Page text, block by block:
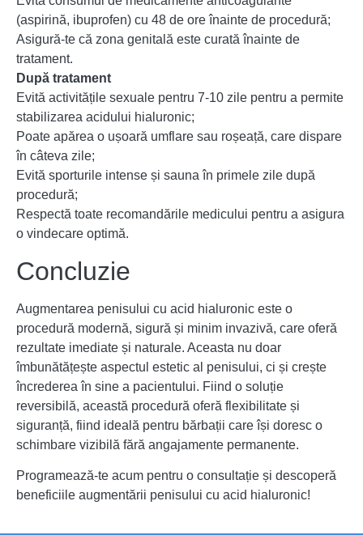
(aspirină, ibuprofen) cu 48 de ore înainte de procedură;
Asigură-te că zona genitală este curată înainte de
tratament.
După tratament
Evită activitățile sexuale pentru 7-10 zile pentru a permite
stabilizarea acidului hialuronic;
Poate apărea o ușoară umflare sau roșeață, care dispare
în câteva zile;
Evită sporturile intense și sauna în primele zile după
procedură;
Respectă toate recomandările medicului pentru a asigura
o vindecare optimă.
Concluzie
Augmentarea penisului cu acid hialuronic este o
procedură modernă, sigură și minim invazivă, care oferă
rezultate imediate și naturale. Aceasta nu doar
îmbunătățește aspectul estetic al penisului, ci și crește
încrederea în sine a pacientului. Fiind o soluție
reversibilă, această procedură oferă flexibilitate și
siguranță, fiind ideală pentru bărbații care își doresc o
schimbare vizibilă fără angajamente permanente.
Programează-te acum pentru o consultație și descoperă
beneficiile augmentării penisului cu acid hialuronic!